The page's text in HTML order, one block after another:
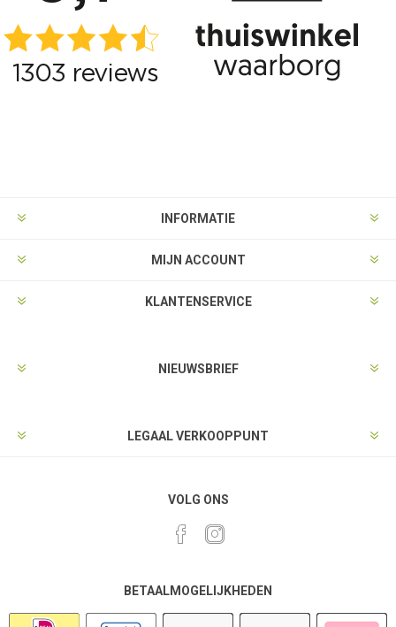
INFORMATIE
MIJN ACCOUNT
KLANTENSERVICE
NIEUWSBRIEF
LEGAAL VERKOOPPUNT
VOLG ONS
BETAALMOGELIJKHEDEN